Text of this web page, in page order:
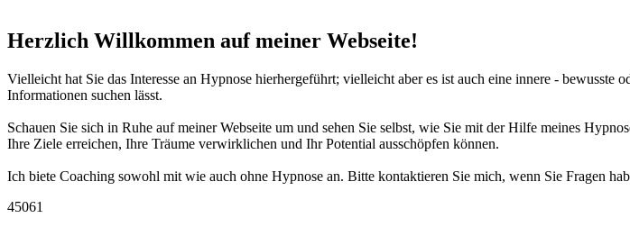
Herzlich Willkommen auf meiner Webseite!
Vielleicht hat Sie das Interesse an Hypnose hierhergeführt; vielleicht aber es ist auch eine innere -
Informationen suchen lässt.
Schauen Sie sich in Ruhe auf meiner Webseite um und sehen Sie selbst, wie Sie mit der Hilfe meines
Ihre Ziele erreichen, Ihre Träume verwirklichen und Ihr Potential ausschöpfen können.
Ich biete Coaching sowohl mit wie auch ohne Hypnose an. Bitte kontaktieren Sie mich, wenn Sie Fragen
45061